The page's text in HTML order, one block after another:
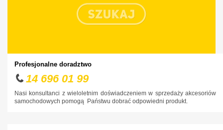
Dodge
DS
Fiat
Profesjonalne doradztwo
14 696 01 99
Nasi konsultanci z wieloletnim doświadczeniem w sprzedaży akcesoriów
samochodowych pomogą Państwu dobrać odpowiedni produkt.